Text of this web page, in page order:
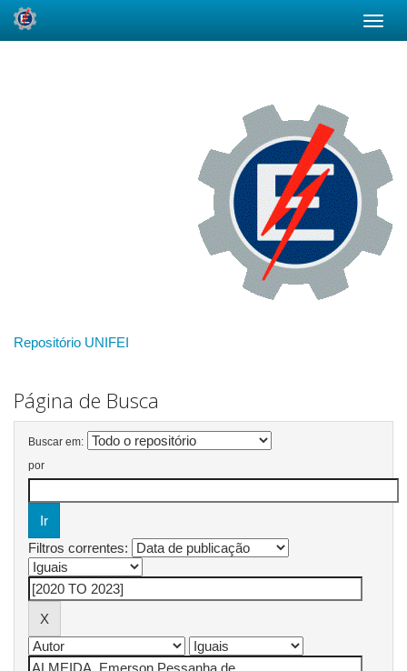
Repositório UNIFEI
Página de Busca
Buscar em:
por
Filtros correntes: